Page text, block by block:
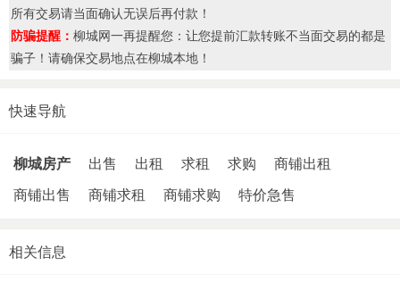
所有交易请当面确认无误后再付款！
防骗提醒： 柳城网一再提醒您：让您提前汇款转账不当面交易的都是
骗子！请确保交易地点在柳城本地！
快速导航
柳城房产 出售 出租 求租 求购
商铺出租
商铺出售
商铺求租 商铺求购 特价急售
相关信息